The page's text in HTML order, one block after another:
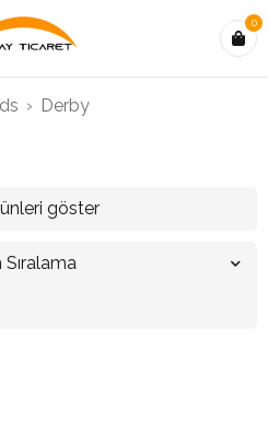
0
› Derby
Sıralama
göster